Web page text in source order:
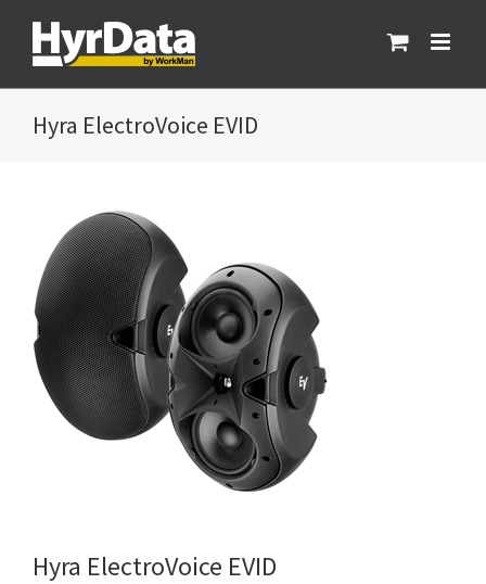
innehållet
ElectroVoice EVID
ElectroVoice EVID